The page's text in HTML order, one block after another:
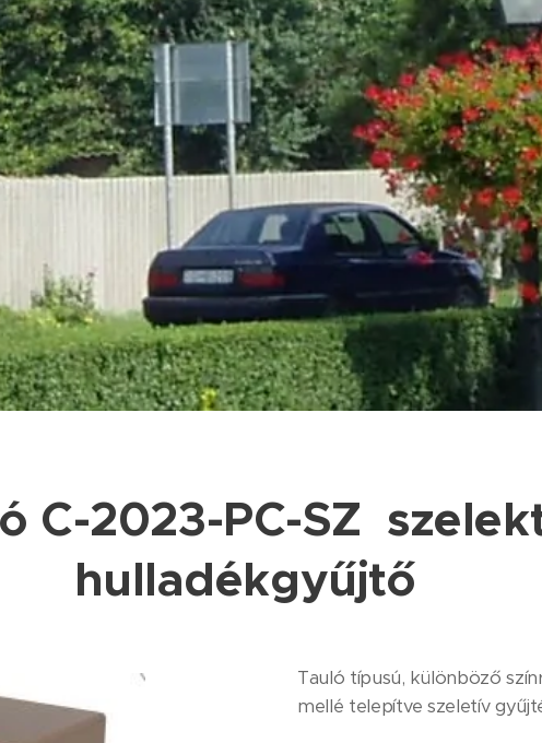
C-2023-PC-SZ
hulladékgyűjtő
Tauló típusú, különböző
mellé telepítve szeletív